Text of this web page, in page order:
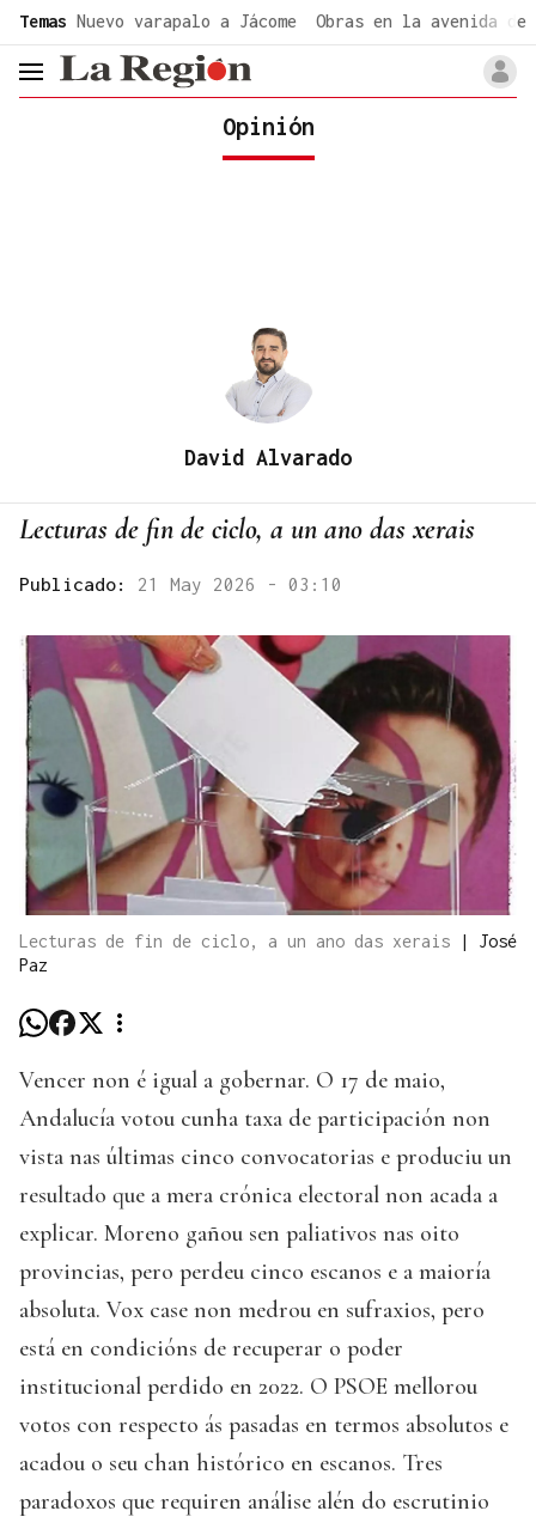
Temas Nuevo varapalo a Jácome Obras en la avenida de
header.menu.open
Opinión
David Alvarado
Lecturas de fin de ciclo, a un ano das xerais
Publicado: 21 May 2026 - 03:10
Lecturas de fin de ciclo, a un ano das xerais | José
Paz
Vencer non é igual a gobernar. O 17 de maio,
Andalucía votou cunha taxa de participación non
vista nas últimas cinco convocatorias e produciu un
resultado que a mera crónica electoral non acada a
explicar. Moreno gañou sen paliativos nas oito
provincias, pero perdeu cinco escanos e a maioría
absoluta. Vox case non medrou en sufraxios, pero
está en condicións de recuperar o poder
institucional perdido en 2022. O PSOE mellorou
votos con respecto ás pasadas en termos absolutos e
acadou o seu chan histórico en escanos. Tres
paradoxos que requiren análise alén do escrutinio